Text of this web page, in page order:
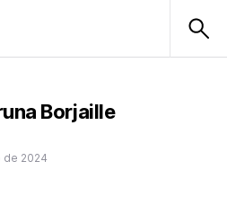
Borjaille
de 2024